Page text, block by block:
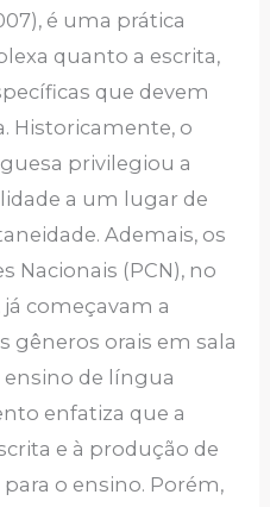
é uma prática
quanto a escrita,
que devem
Historicamente, o
privilegiou a
a um lugar de
Ademais, os
Nacionais (PCN), no
já começavam a
gêneros orais em sala
de língua
enfatiza que a
e à produção de
o ensino. Porém,